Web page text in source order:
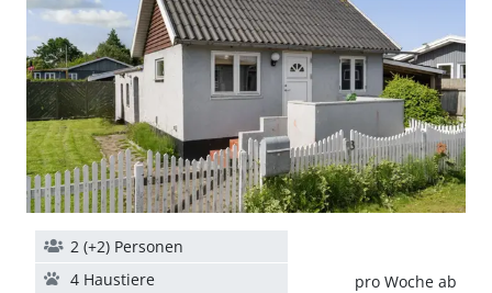
pro Woche ab
2 (+2) Personen
4 Haustiere